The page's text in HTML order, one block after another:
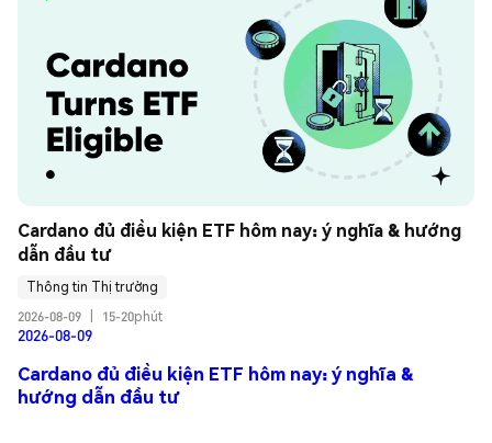
Cardano đủ điều kiện ETF hôm nay: ý nghĩa & hướng
dẫn đầu tư
Thông tin Thị trường
2026-08-09
15-20phút
2026-08-09
Cardano đủ điều kiện ETF hôm nay: ý nghĩa &
hướng dẫn đầu tư